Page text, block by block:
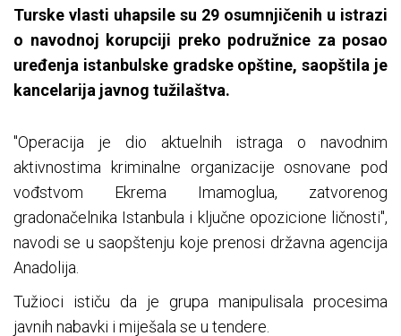
Turske vlasti uhapsile su 29 osumnjičenih u istrazi
o navodnoj korupciji preko podružnice za posao
uređenja istanbulske gradske opštine, saopštila je
kancelarija javnog tužilaštva.
"Operacija je dio aktuelnih istraga o navodnim
aktivnostima kriminalne organizacije osnovane pod
vođstvom Ekrema Imamoglua, zatvorenog
gradonačelnika Istanbula i ključne opozicione ličnosti",
navodi se u saopštenju koje prenosi državna agencija
Anadolija.
Tužioci ističu da je grupa manipulisala procesima
javnih nabavki i miješala se u tendere.